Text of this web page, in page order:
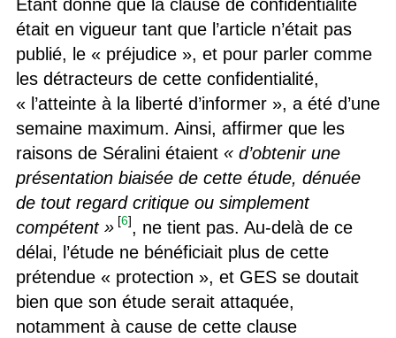
Etant donné que la clause de confidentialité
était en vigueur tant que l’article n’était pas
publié, le « préjudice », et pour parler comme
les détracteurs de cette confidentialité,
« l’atteinte à la liberté d’informer », a été d’une
semaine maximum. Ainsi, affirmer que les
raisons de Séralini étaient « d’obtenir une
présentation biaisée de cette étude, dénuée
de tout regard critique ou simplement
compétent » [6], ne tient pas. Au-delà de ce
délai, l’étude ne bénéficiait plus de cette
prétendue « protection », et GES se doutait
bien que son étude serait attaquée,
notamment à cause de cette clause